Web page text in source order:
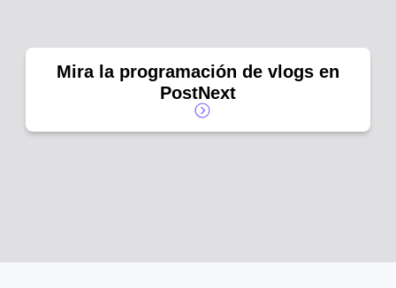
Mira la programación de vlogs en
PostNext